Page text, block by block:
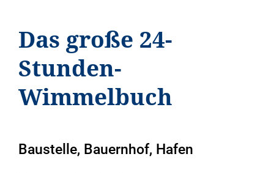
Das große 24-
Stunden-
Wimmelbuch
Baustelle, Bauernhof, Hafen